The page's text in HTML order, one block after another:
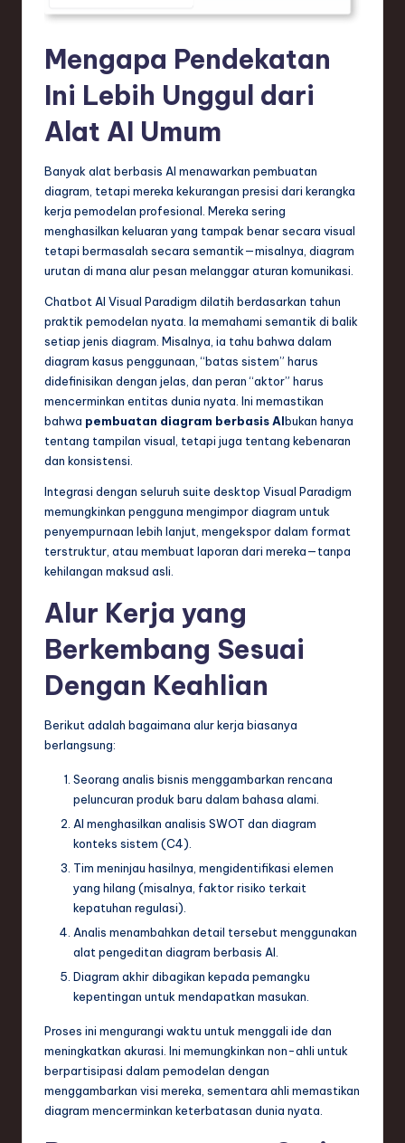
Mengapa Pendekatan
Ini Lebih Unggul dari
Alat AI Umum
Banyak alat berbasis AI menawarkan pembuatan
diagram, tetapi mereka kekurangan presisi dari kerangka
kerja pemodelan profesional. Mereka sering
menghasilkan keluaran yang tampak benar secara visual
tetapi bermasalah secara semantik—misalnya, diagram
urutan di mana alur pesan melanggar aturan komunikasi.
Chatbot AI Visual Paradigm dilatih berdasarkan tahun
praktik pemodelan nyata. Ia memahami semantik di balik
setiap jenis diagram. Misalnya, ia tahu bahwa dalam
diagram kasus penggunaan, “batas sistem” harus
didefinisikan dengan jelas, dan peran “aktor” harus
mencerminkan entitas dunia nyata. Ini memastikan
bahwa pembuatan diagram berbasis AIbukan hanya
tentang tampilan visual, tetapi juga tentang kebenaran
dan konsistensi.
Integrasi dengan seluruh suite desktop Visual Paradigm
memungkinkan pengguna mengimpor diagram untuk
penyempurnaan lebih lanjut, mengekspor dalam format
terstruktur, atau membuat laporan dari mereka—tanpa
kehilangan maksud asli.
Alur Kerja yang
Berkembang Sesuai
Dengan Keahlian
Berikut adalah bagaimana alur kerja biasanya
berlangsung:
Seorang analis bisnis menggambarkan rencana
peluncuran produk baru dalam bahasa alami.
AI menghasilkan analisis SWOT dan diagram
konteks sistem (C4).
Tim meninjau hasilnya, mengidentifikasi elemen
yang hilang (misalnya, faktor risiko terkait
kepatuhan regulasi).
Analis menambahkan detail tersebut menggunakan
alat pengeditan diagram berbasis AI.
Diagram akhir dibagikan kepada pemangku
kepentingan untuk mendapatkan masukan.
Proses ini mengurangi waktu untuk menggali ide dan
meningkatkan akurasi. Ini memungkinkan non-ahli untuk
berpartisipasi dalam pemodelan dengan
menggambarkan visi mereka, sementara ahli memastikan
diagram mencerminkan keterbatasan dunia nyata.